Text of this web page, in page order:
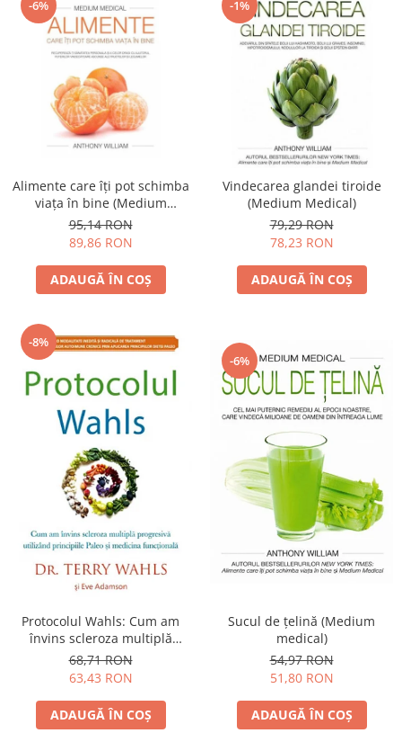
-6%
Alimente care îţi pot schimba
viaţa în bine (Medium
medical)
95,14 RON
89,86 RON
ADAUGĂ ÎN COȘ
-1%
Vindecarea glandei tiroide
(Medium Medical)
79,29 RON
78,23 RON
ADAUGĂ ÎN COȘ
-8%
Protocolul Wahls: Cum am
învins scleroza multiplă
progresivă utilizând
principiile Paleo şi medicina
funcţională
68,71 RON
63,43 RON
ADAUGĂ ÎN COȘ
-6%
Sucul de ţelină (Medium
medical)
54,97 RON
51,80 RON
ADAUGĂ ÎN COȘ